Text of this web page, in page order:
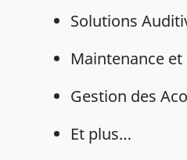
Solutions
Maintenance
Gestion des
Et plus…